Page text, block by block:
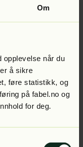
Om
opplevelse når du
å sikre
føre statistikk, og
på fabel.no og
for deg.